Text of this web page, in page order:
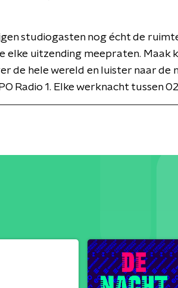
studiogasten nog écht de
elke uitzending meepraten. Maak
de hele wereld en luister naar de
Radio 1. Elke werknacht tussen